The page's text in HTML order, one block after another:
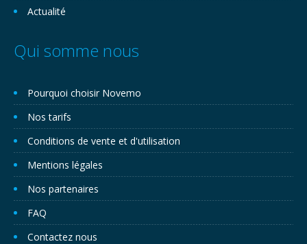
Actualité
Qui somme nous
Pourquoi choisir Novemo
Nos tarifs
Conditions de vente et d'utilisation
Mentions légales
Nos partenaires
FAQ
Contactez nous